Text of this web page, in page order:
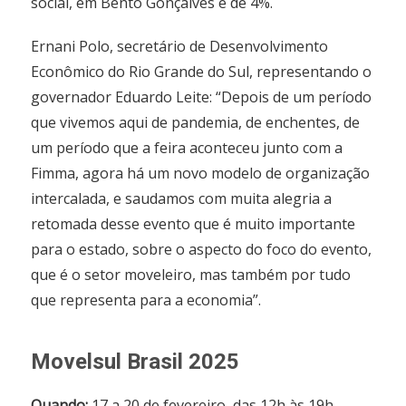
Ernani Polo, secretário de Desenvolvimento
Econômico do Rio Grande do Sul, representando o
governador Eduardo Leite: “Depois de um período
que vivemos aqui de pandemia, de enchentes, de
um período que a feira aconteceu junto com a
Fimma, agora há um novo modelo de organização
intercalada, e saudamos com muita alegria a
retomada desse evento que é muito importante
para o estado, sobre o aspecto do foco do evento,
que é o setor moveleiro, mas também por tudo
que representa para a economia”.
Movelsul Brasil 2025